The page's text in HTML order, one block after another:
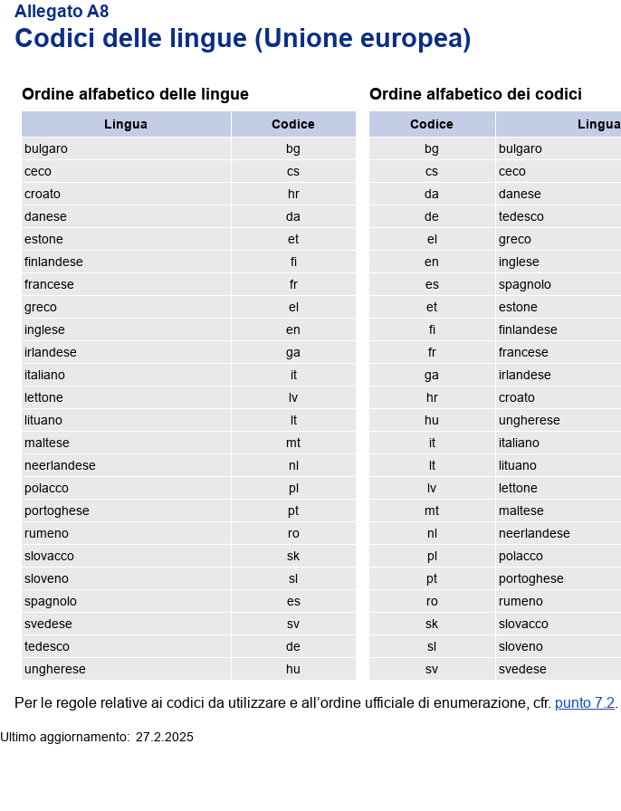
Allegato A8
Codici delle lingue (Unione europea)
Ordine alfabetico delle lingue
Lingua
Codice
bulgaro
bg
ceco
cs
croato
hr
danese
da
estone
et
finlandese
fi
francese
fr
greco
el
inglese
en
irlandese
ga
italiano
it
lettone
lv
lituano
lt
maltese
mt
neerlandese
nl
polacco
pl
portoghese
pt
rumeno
ro
slovacco
sk
sloveno
sl
spagnolo
es
svedese
sv
tedesco
de
ungherese
hu
Ordine alfabetico dei codici
Codice
Lingua
bg
bulgaro
cs
ceco
da
danese
de
tedesco
el
greco
en
inglese
es
spagnolo
et
estone
fi
finlandese
fr
francese
ga
irlandese
hr
croato
hu
ungherese
it
italiano
lt
lituano
lv
lettone
mt
maltese
nl
neerlandese
pl
polacco
pt
portoghese
ro
rumeno
sk
slovacco
sl
sloveno
sv
svedese
Per le regole relative ai codici da utilizzare e all’ordine ufficiale di enumerazione, cfr. punto 7.2
27.2.2025